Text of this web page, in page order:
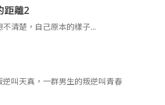
距離2
不清楚，自己原本的樣子...
逆叫天真，一群男生的叛逆叫青春